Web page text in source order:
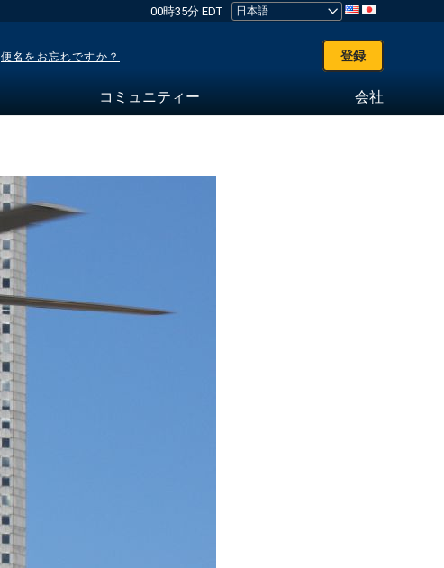
00時35分 EDT
便名をお忘れですか？ 登録
コミュニティー 会社